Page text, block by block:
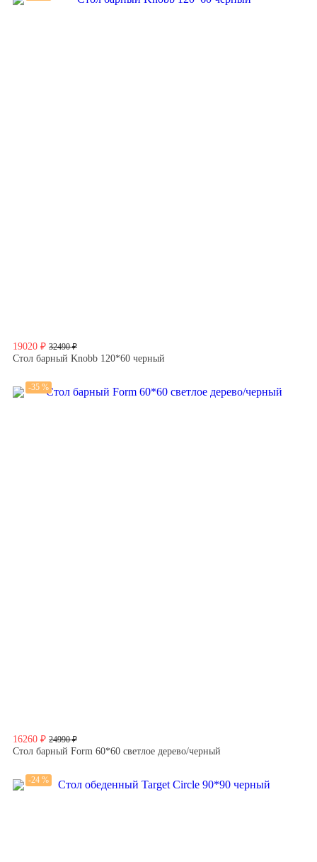
19020 ₽ 32490 ₽
Стол барный Knobb 120*60 черный
16260 ₽ 24990 ₽
-35 %
Стол барный Form 60*60 светлое дерево/черный
-24 %